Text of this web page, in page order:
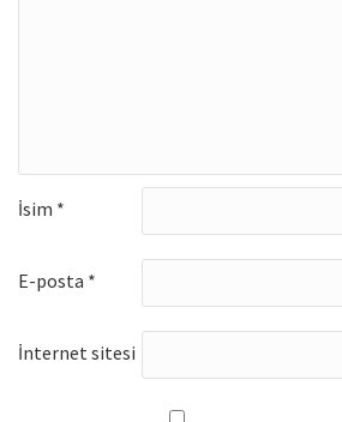
İsim *
E-posta *
İnternet sitesi